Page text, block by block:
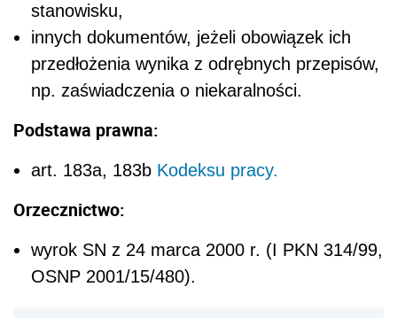
stanowisku,
innych dokumentów, jeżeli obowiązek ich
przedłożenia wynika z odrębnych przepisów,
np. zaświadczenia o niekaralności.
Podstawa prawna:
art. 183a, 183b Kodeksu pracy.
Orzecznictwo:
wyrok SN z 24 marca 2000 r. (I PKN 314/99,
OSNP 2001/15/480).